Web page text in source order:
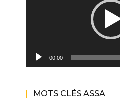
00:00
MOTS CLÉS ASSA